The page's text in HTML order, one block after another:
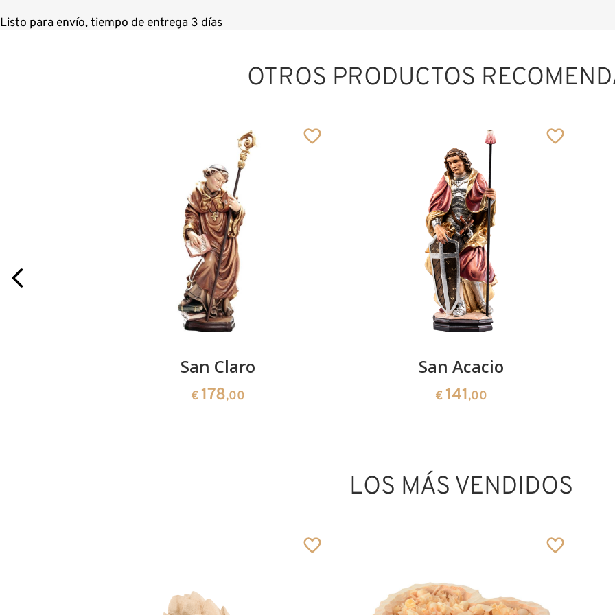
Listo para envío, tiempo de entrega 3 días
OTROS PRODUCTOS
San Claro
€ 178,00
San Acacio
€ 141,00
LOS MÁS VENDIDOS